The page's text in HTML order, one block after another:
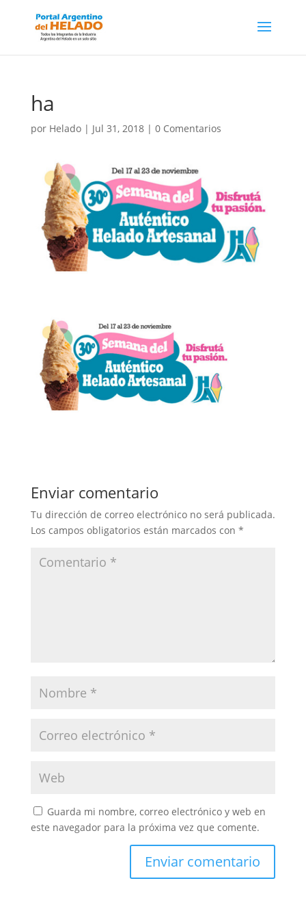
ha
por Helado| Jul 31, 2018| 0 Comentarios
Enviar comentario
Tu dirección de correo electrónico no será publicada.
Los campos obligatorios están marcados con *
Guarda mi nombre, correo electrónico y web en
este navegador para la próxima vez que comente.